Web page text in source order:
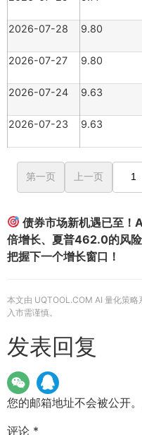
2026-07-28
9.80
2026-07-27
9.80
2026-07-24
9.63
2026-07-23
9.63
第一页 上一页
债券市场新机遇已至！
倍增长、夏普462.0的风
把握下一个增长窗口！
本文由 UQTOOL.COM AI 量化策略
入市需谨慎。
发表回复
您的邮箱地址不会被公开。
评论 *